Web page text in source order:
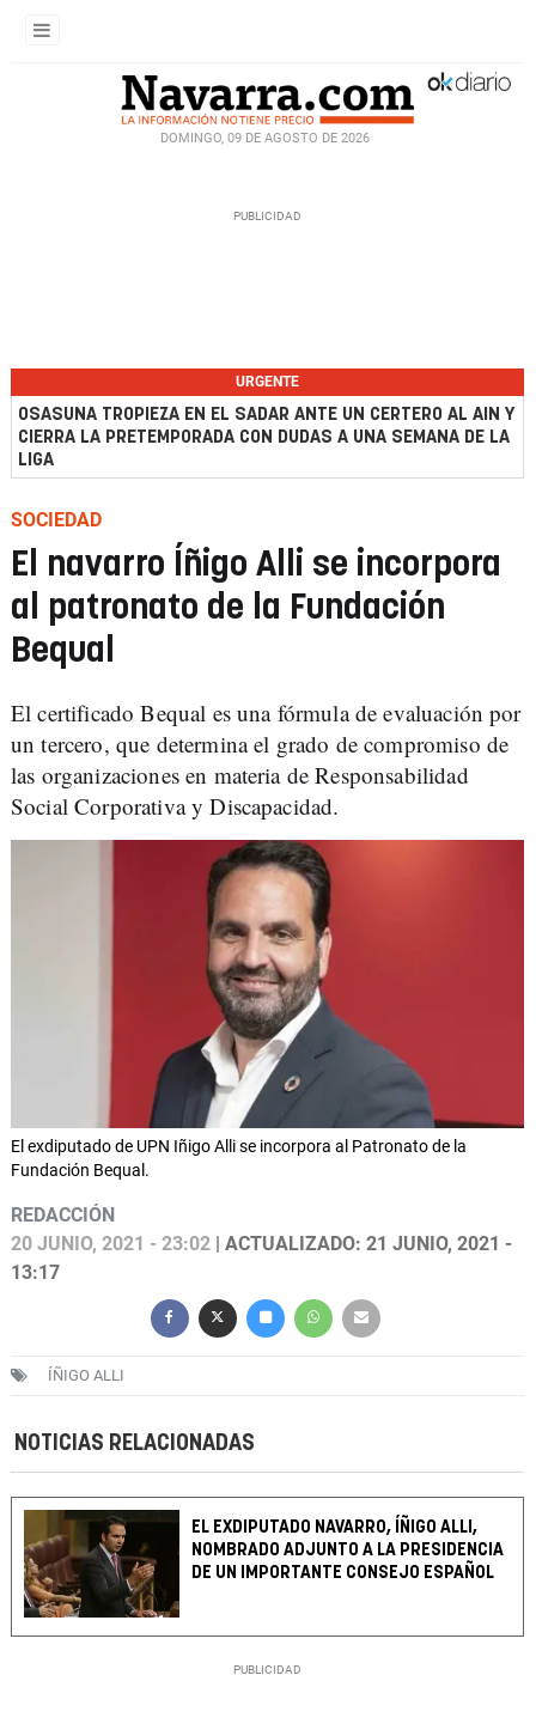
DOMINGO, 09 DE AGOSTO DE 2026
URGENTE
OSASUNA TROPIEZA EN EL SADAR ANTE UN CERTERO AL AIN Y
CIERRA LA PRETEMPORADA CON DUDAS A UNA SEMANA DE LA
LIGA
SOCIEDAD
El navarro Íñigo Alli se incorpora
al patronato de la Fundación
Bequal
El certificado Bequal es una fórmula de evaluación por
un tercero, que determina el grado de compromiso de
las organizaciones en materia de Responsabilidad
Social Corporativa y Discapacidad.
El exdiputado de UPN Iñigo Alli se incorpora al Patronato de la
Fundación Bequal.
REDACCIÓN
20 JUNIO, 2021 - 23:02 | ACTUALIZADO: 21 JUNIO, 2021 -
13:17
ÍÑIGO ALLI
NOTICIAS RELACIONADAS
EL EXDIPUTADO NAVARRO, ÍÑIGO ALLI,
NOMBRADO ADJUNTO A LA PRESIDENCIA
DE UN IMPORTANTE CONSEJO ESPAÑOL